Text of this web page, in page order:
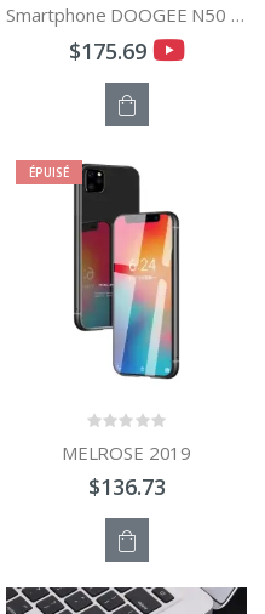
Smartphone DOOGEE N50 Pro
$175.69
ÉPUISÉ
ÉPUISÉ
MELROSE 2019
$136.73